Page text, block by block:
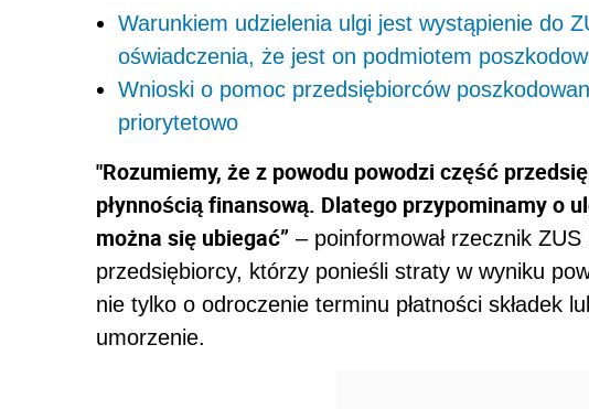
Warunkiem udzielenia ulgi jest wystąpienie do
oświadczenia, że jest on podmiotem
Wnioski o pomoc przedsiębiorców
priorytetowo
"Rozumiemy, że z powodu powodzi część
płynnością finansową. Dlatego przypominamy o
można się ubiegać” – poinformował rzecznik
przedsiębiorcy, którzy ponieśli straty w wyniku
nie tylko o odroczenie terminu płatności składek
umorzenie.